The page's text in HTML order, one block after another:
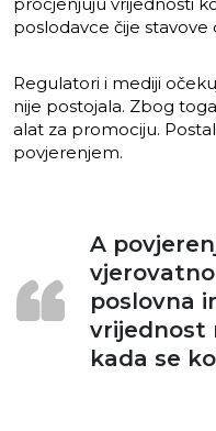
poslodavce čije stavove
Regulatori i mediji
nije postojala. Zbog
alat za promociju.
povjerenjem.
A
poslovna
vrijednost
kada se